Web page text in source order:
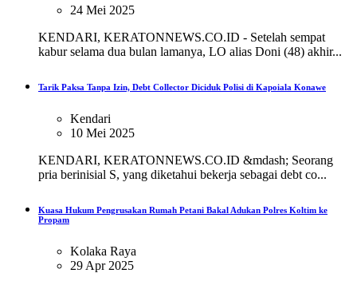
24 Mei 2025
KENDARI, KERATONNEWS.CO.ID - Setelah sempat
kabur selama dua bulan lamanya, LO alias Doni (48) akhir...
Tarik Paksa Tanpa Izin, Debt Collector Diciduk Polisi di Kapoiala Konawe
Kendari
10 Mei 2025
KENDARI, KERATONNEWS.CO.ID &mdash; Seorang
pria berinisial S, yang diketahui bekerja sebagai debt co...
Kuasa Hukum Pengrusakan Rumah Petani Bakal Adukan Polres Koltim ke
Propam
Kolaka Raya
29 Apr 2025